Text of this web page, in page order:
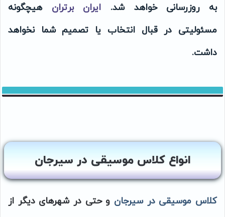
به روزرسانی خواهد شد. ایران برتران هیچگونه
مسئولیتی در قبال انتخاب یا تصمیم شما نخواهد
داشت.
انواع کلاس موسیقی در سیرجان
کلاس موسیقی در سیرجان و حتی در شهرهای دیگر از